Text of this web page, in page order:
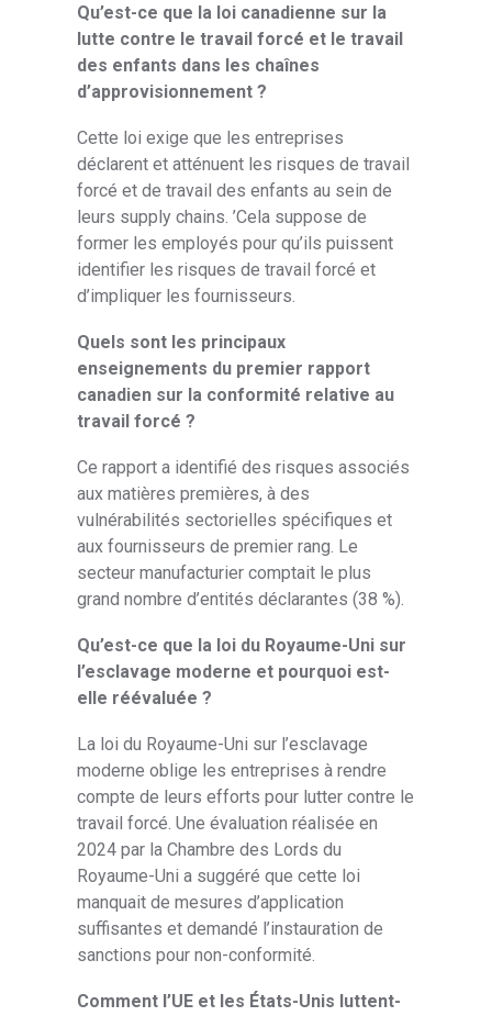
Qu’est-ce que la loi canadienne sur la
lutte contre le travail forcé et le travail
des enfants dans les chaînes
d’approvisionnement ?
Cette loi exige que les entreprises
déclarent et atténuent les risques de travail
forcé et de travail des enfants au sein de
leurs supply chains. ’Cela suppose de
former les employés pour qu’ils puissent
identifier les risques de travail forcé et
d’impliquer les fournisseurs.
Quels sont les principaux
enseignements du premier rapport
canadien sur la conformité relative au
travail forcé ?
Ce rapport a identifié des risques associés
aux matières premières, à des
vulnérabilités sectorielles spécifiques et
aux fournisseurs de premier rang. Le
secteur manufacturier comptait le plus
grand nombre d’entités déclarantes (38 %).
Qu’est-ce que la loi du Royaume-Uni sur
l’esclavage moderne et pourquoi est-
elle réévaluée ?
La loi du Royaume-Uni sur l’esclavage
moderne oblige les entreprises à rendre
compte de leurs efforts pour lutter contre le
travail forcé. Une évaluation réalisée en
2024 par la Chambre des Lords du
Royaume-Uni a suggéré que cette loi
manquait de mesures d’application
suffisantes et demandé l’instauration de
sanctions pour non-conformité.
Comment l’UE et les États-Unis luttent-